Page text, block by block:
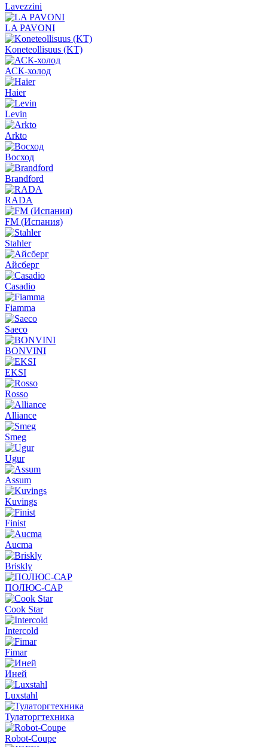
Lavezzini
LA PAVONI
Koneteollisuus (KT)
АСК-холод
Haier
Levin
Arkto
Восход
Brandford
RADA
FM (Испания)
Stahler
Айсберг
Casadio
Fiamma
Saeco
BONVINI
EKSI
Rosso
Alliance
Smeg
Ugur
Assum
Kuvings
Finist
Aucma
Briskly
ПОЛЮС-САР
Cook Star
Intercold
Fimar
Иней
Luxstahl
Тулаторгтехника
Robot-Coupe